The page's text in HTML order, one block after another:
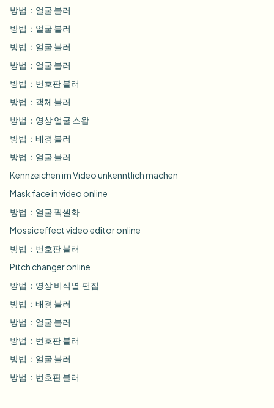
여러 동영상을 한 번에 처리
업로드, 작업 및 웹훅 자동화
문의 양식
비디오 인텔리전스
방법：얼굴 블러
방법：얼굴 블러
방법：얼굴 블러
방법：얼굴 블러
방법：번호판 블러
방법：객체 블러
방법：영상 얼굴 스왑
방법：배경 블러
방법：얼굴 블러
Kennzeichen im Video unkenntlich machen
Mask face in video online
방법：얼굴 픽셀화
Mosaic effect video editor online
방법：번호판 블러
Pitch changer online
방법：영상 비식별·편집
방법：배경 블러
방법：얼굴 블러
방법：번호판 블러
방법：얼굴 블러
방법：번호판 블러